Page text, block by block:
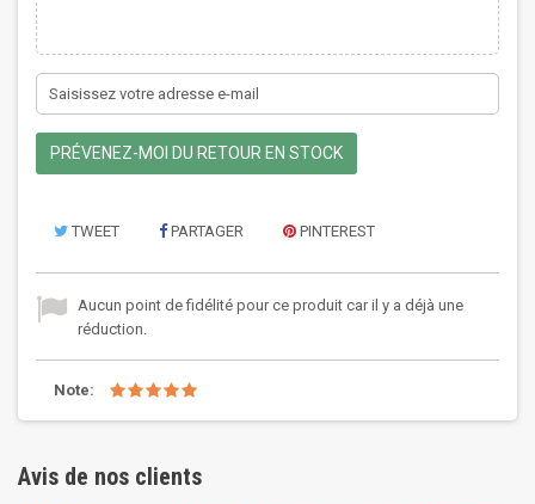
PRÉVENEZ-MOI DU RETOUR EN STOCK
TWEET PARTAGER PINTEREST
Aucun point de fidélité pour ce produit car il y a déjà une
réduction.
Note:
Avis de nos clients